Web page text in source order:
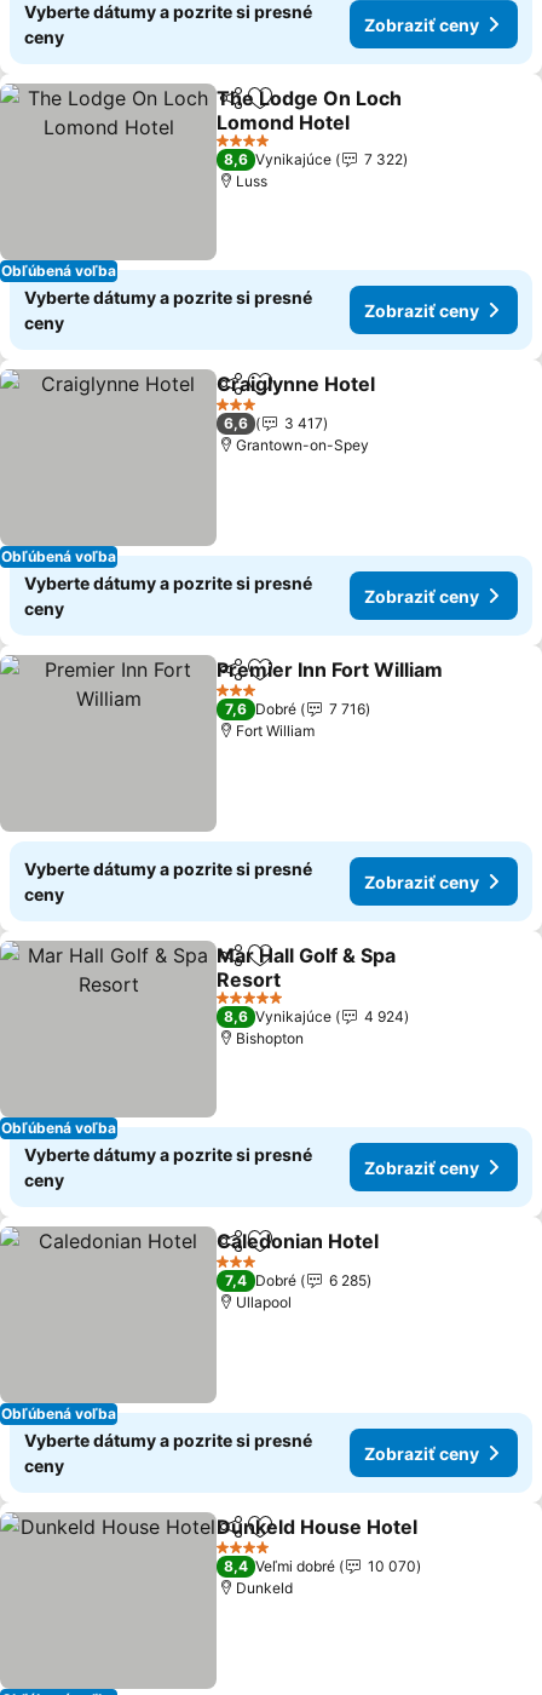
Vyberte dátumy a pozrite si presné
ceny
Zobraziť ceny
Obľúbená voľba
ZdieľaťPridať do obľúbených
The Lodge On Loch
Lomond Hotel
4 Počet hviezdičiek
8,6 Vynikajúce
7 322
Luss
Vyberte dátumy a pozrite si presné
ceny
Zobraziť ceny
Obľúbená voľba
ZdieľaťPridať do obľúbených
Craiglynne Hotel
3 Počet hviezdičiek
6,6
3 417
Grantown-on-Spey
Vyberte dátumy a pozrite si presné
ceny
Zobraziť ceny
ZdieľaťPridať do obľúbených
Premier Inn Fort William
3 Počet hviezdičiek
7,6 Dobré
7 716
Fort William
Vyberte dátumy a pozrite si presné
ceny
Zobraziť ceny
Obľúbená voľba
ZdieľaťPridať do obľúbených
Mar Hall Golf & Spa
Resort
5 Počet hviezdičiek
8,6 Vynikajúce
4 924
Bishopton
Vyberte dátumy a pozrite si presné
ceny
Zobraziť ceny
Obľúbená voľba
ZdieľaťPridať do obľúbených
Caledonian Hotel
3 Počet hviezdičiek
7,4 Dobré
6 285
Ullapool
Vyberte dátumy a pozrite si presné
ceny
Zobraziť ceny
ZdieľaťPridať do obľúbených
Dunkeld House Hotel
4 Počet hviezdičiek
8,4 Veľmi dobré
10 070
Dunkeld